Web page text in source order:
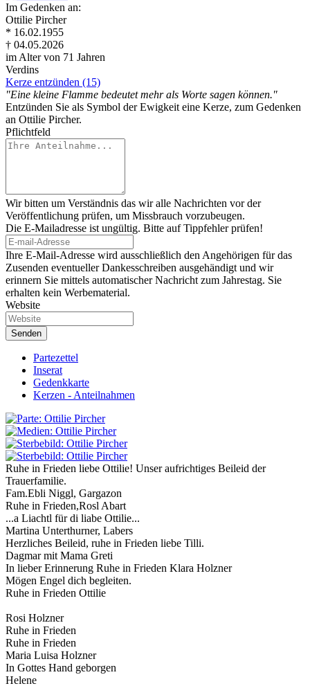
Im Gedenken an:
Ottilie Pircher
* 16.02.1955
† 04.05.2026
im Alter von 71 Jahren
Verdins
Kerze entzünden (15)
"Eine kleine Flamme bedeutet mehr als Worte sagen können."
Entzünden Sie als Symbol der Ewigkeit eine Kerze, zum Gedenken
an Ottilie Pircher.
Pflichtfeld
Wir bitten um Verständnis das wir alle Nachrichten vor der
Veröffentlichung prüfen, um Missbrauch vorzubeugen.
Die E-Mailadresse ist ungültig. Bitte auf Tippfehler prüfen!
Ihre E-Mail-Adresse wird ausschließlich den Angehörigen für das
Zusenden eventueller Dankesschreiben ausgehändigt und wir
erinnern Sie mittels automatischer Nachricht zum Jahrestag. Sie
erhalten kein Werbematerial.
Website
Partezettel
Inserat
Gedenkkarte
Kerzen - Anteilnahmen
Ruhe in Frieden liebe Ottilie! Unser aufrichtiges Beileid der
Trauerfamilie.
Fam.Ebli Niggl, Gargazon
Ruhe in Frieden,Rosl Abart
...a Liachtl für di liabe Ottilie...
Martina Unterthurner, Labers
Herzliches Beileid, ruhe in Frieden liebe Tilli.
Dagmar mit Mama Greti
In lieber Erinnerung Ruhe in Frieden Klara Holzner
Mögen Engel dich begleiten.
Ruhe in Frieden Ottilie
Rosi Holzner
Ruhe in Frieden
Ruhe in Frieden
Maria Luisa Holzner
In Gottes Hand geborgen
Helene